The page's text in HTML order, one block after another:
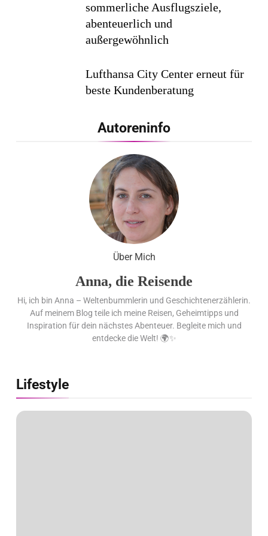
sommerliche Ausflugsziele,
abenteuerlich und
außergewöhnlich
Lufthansa City Center erneut für
beste Kundenberatung
Studie sieht LCC zum siebten
Mal in Folge vorn
Cool down am Hintertuxer
Gletscher
Ägypten erleben mit Builder
Travel: sicher, persönlich und gut
begleitet
Autoreninfo
Über Mich
Anna, die Reisende
Hi, ich bin Anna – Weltenbummlerin und Geschichtenerzählerin.
Auf meinem Blog teile ich meine Reisen, Geheimtipps und
Inspiration für dein nächstes Abenteuer. Begleite mich und
entdecke die Welt! 🌍✨
Lifestyle